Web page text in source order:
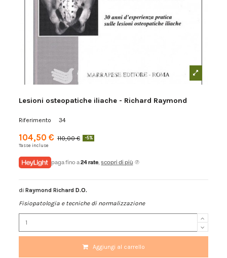
Lesioni osteopatiche iliache - Richard Raymond
Riferimento 34
104,50 € 110,00 € -5%
Tasse incluse
paga fino a24 rate,scopri di più
di Raymond Richard D.O.
Fisiopatologia e tecniche di normalizzazione
Aggiungi al carrello